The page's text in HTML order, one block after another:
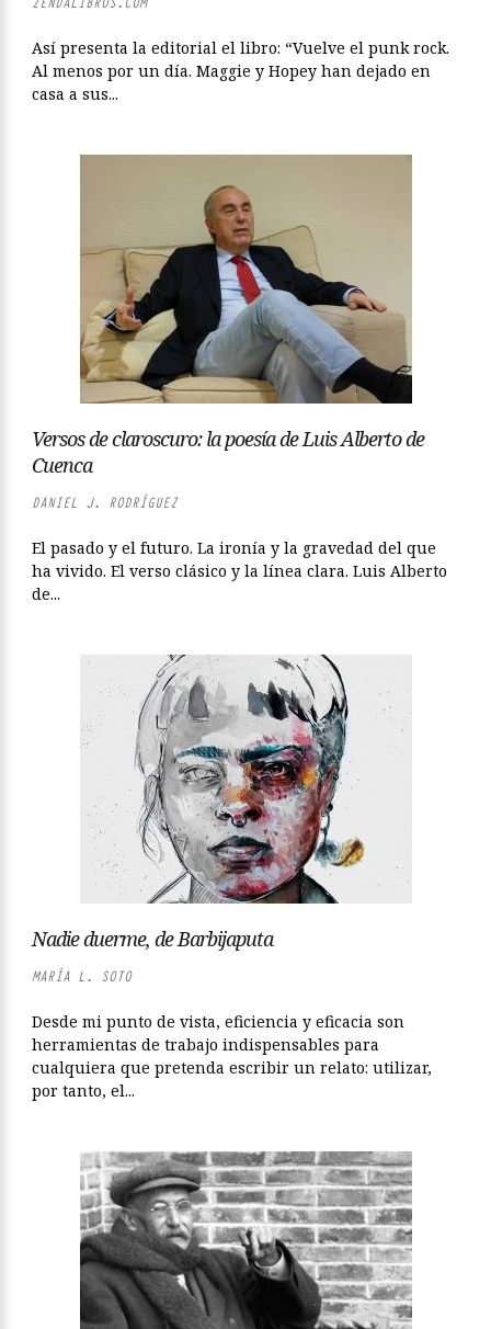
Así presenta la editorial el libro: “Vuelve el punk rock.
Al menos por un día. Maggie y Hopey han dejado en
casa a sus...
Versos de claroscuro: la poesía de Luis Alberto de
Cuenca
DANIEL J. RODRÍGUEZ
El pasado y el futuro. La ironía y la gravedad del que
ha vivido. El verso clásico y la línea clara. Luis Alberto
de...
Nadie duerme, de Barbijaputa
MARÍA L. SOTO
Desde mi punto de vista, eficiencia y eficacia son
herramientas de trabajo indispensables para
cualquiera que pretenda escribir un relato: utilizar,
por tanto, el...